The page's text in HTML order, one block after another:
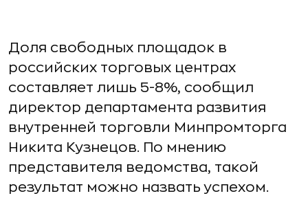
Доля свободных площадок в
российских торговых центрах
составляет лишь 5-8%, сообщил
директор департамента развития
внутренней торговли Минпромторга
Никита Кузнецов. По мнению
представителя ведомства, такой
результат можно назвать успехом.